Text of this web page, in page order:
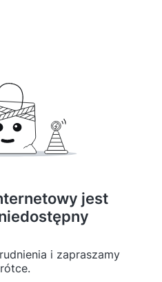
jest
i zapraszamy